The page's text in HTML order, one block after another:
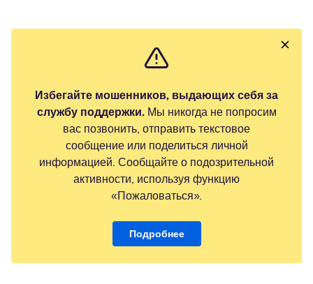
Избегайте мошенников, выдающих себя за
службу поддержки.Мы никогда не попросим
вас позвонить, отправить текстовое
сообщение или поделиться личной
информацией. Сообщайте о подозрительной
активности, используя функцию
«Пожаловаться».
Подробнее